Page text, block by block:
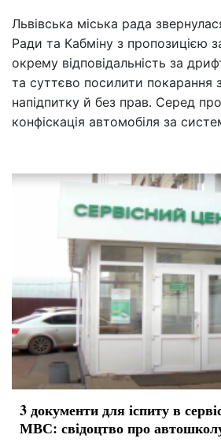
Львівська міська рада
Ради та Кабміну з пропозицією
окрему відповідальність за
та суттєво посилити покарання
напідпитку й без прав. Серед
конфіскація автомобіля за
3 документи для іспиту в
МВС: свідоцтво про